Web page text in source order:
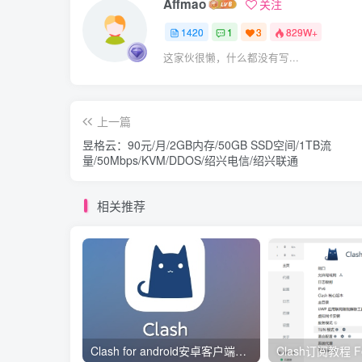
Affmao 关注
1420 1 3 829W+
这家伙很懒，什么都没有写...
上一篇
昱格云：90元/月/2GB内存/50GB SSD空间/1TB流
量/50Mbps/KVM/DDOS/绍兴电信/绍兴联通
相关推荐
Clash for android安卓客户端保姆级新手使用教程